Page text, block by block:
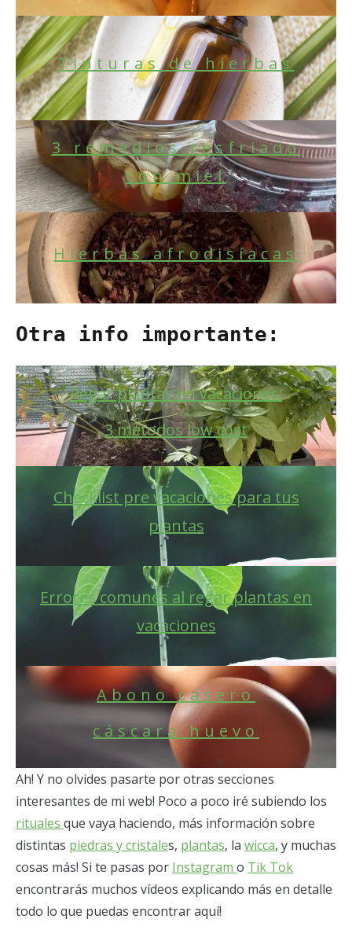
Tinturas de hierbas
3 remedios resfriado
con miel
Hierbas afrodisíacas
Otra info importante:
Regar plantas en vacaciones:
3 métodos low cost
Checklist pre vacaciones para tus
plantas
Errores comunes al regar plantas en
vacaciones
Abono casero
cáscara huevo
Ah! Y no olvides pasarte por otras secciones
interesantes de mi web! Poco a poco iré subiendo los
rituales que vaya haciendo, más información sobre
distintas piedras y cristales, plantas, la wicca, y muchas
cosas más! Si te pasas por Instagram o Tik Tok
encontrarás muchos vídeos explicando más en detalle
todo lo que puedas encontrar aquí!